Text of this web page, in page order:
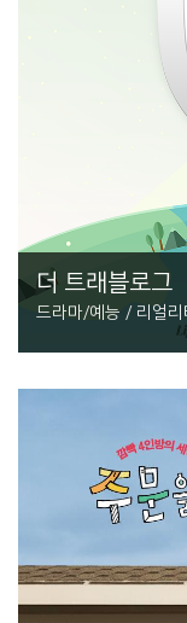
더 트래블로그
드라마/예능 / 리얼
사랑하는 아티스트